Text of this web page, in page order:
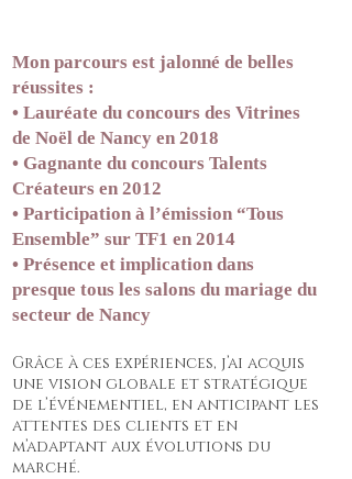
Mon parcours est jalonné de belles
réussites :
• Lauréate du concours des Vitrines
de Noël de Nancy en 2018
• Gagnante du concours Talents
Créateurs en 2012
• Participation à l’émission “Tous
Ensemble” sur TF1 en 2014
• Présence et implication dans
presque tous les salons du mariage du
secteur de Nancy
Grâce à ces expériences, j’ai acquis
une vision globale et stratégique
de l’événementiel, en anticipant les
attentes des clients et en
m’adaptant aux évolutions du
marché.